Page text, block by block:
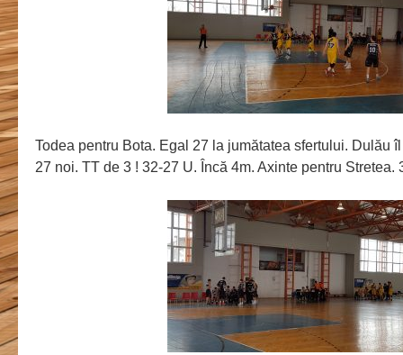
Todea pentru Bota. Egal 27 la jumătatea sfertului. Dulău
27 noi. TT de 3 ! 32-27 U. Încă 4m. Axinte pentru Stretea.